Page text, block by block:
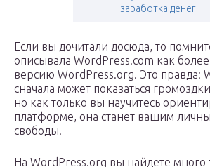
заработка денег
Если вы дочитали досюда, то
описывала WordPress.com как
версию WordPress.org. Это правда:
сначала может показаться
но как только вы научитесь
платформе, она станет вашим
свободы.
На WordPress.org вы найдете